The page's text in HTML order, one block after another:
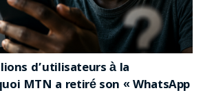
principal
Dirane
d’utilisateurs à la
MTN a retiré son « WhatsApp